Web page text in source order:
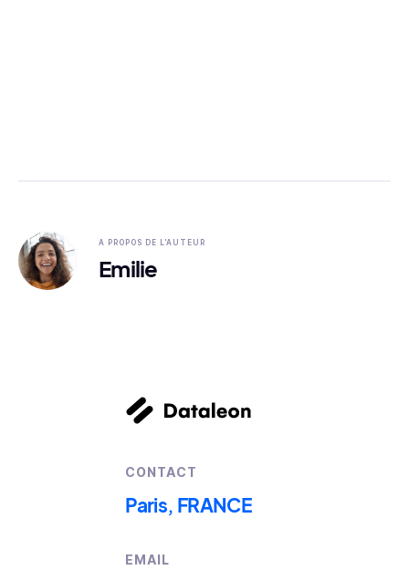
A PROPOS DE L'AUTEUR
Emilie
CONTACT
Paris, FRANCE
EMAIL